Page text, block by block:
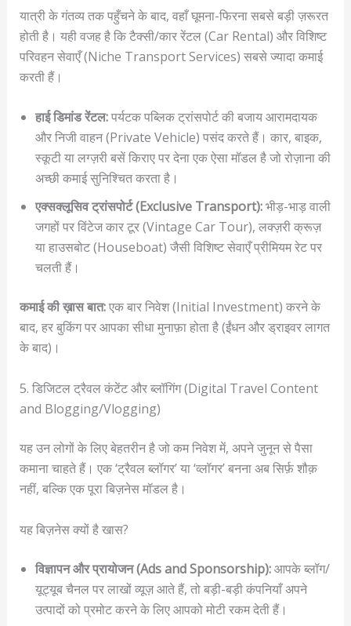
यात्री के गंतव्य तक पहुँचने के बाद, वहाँ घूमना-फिरना सबसे बड़ी ज़रूरत
होती है। यही वजह है कि टैक्सी/कार रेंटल (Car Rental) और विशिष्ट
परिवहन सेवाएँ (Niche Transport Services) सबसे ज्यादा कमाई
करती हैं।
हाई डिमांड रेंटल:पर्यटक पब्लिक ट्रांसपोर्ट की बजाय आरामदायक
और निजी वाहन (Private Vehicle) पसंद करते हैं। कार, बाइक,
स्कूटी या लग्ज़री बसें किराए पर देना एक ऐसा मॉडल है जो रोज़ाना की
अच्छी कमाई सुनिश्चित करता है।
एक्सक्लूसिव ट्रांसपोर्ट (Exclusive Transport):भीड़-भाड़ वाली
जगहों पर विंटेज कार टूर (Vintage Car Tour), लक्ज़री क्रूज़
या हाउसबोट (Houseboat) जैसी विशिष्ट सेवाएँ प्रीमियम रेट पर
चलती हैं।
कमाई की ख़ास बात:एक बार निवेश (Initial Investment) करने के
बाद, हर बुकिंग पर आपका सीधा मुनाफ़ा होता है (ईंधन और ड्राइवर लागत
के बाद)।
5. डिजिटल ट्रैवल कंटेंट और ब्लॉगिंग (Digital Travel Content
and Blogging/Vlogging)
यह उन लोगों के लिए बेहतरीन है जो कम निवेश में, अपने जुनून से पैसा
कमाना चाहते हैं। एक ‘ट्रैवल ब्लॉगर’ या ‘व्लॉगर’ बनना अब सिर्फ़ शौक़
नहीं, बल्कि एक पूरा बिज़नेस मॉडल है।
यह बिज़नेस क्यों है खास?
विज्ञापन और प्रायोजन (Ads and Sponsorship):आपके ब्लॉग/
यूट्यूब चैनल पर लाखों व्यूज़ आते हैं, तो बड़ी-बड़ी कंपनियाँ अपने
उत्पादों को प्रमोट करने के लिए आपको मोटी रकम देती हैं।